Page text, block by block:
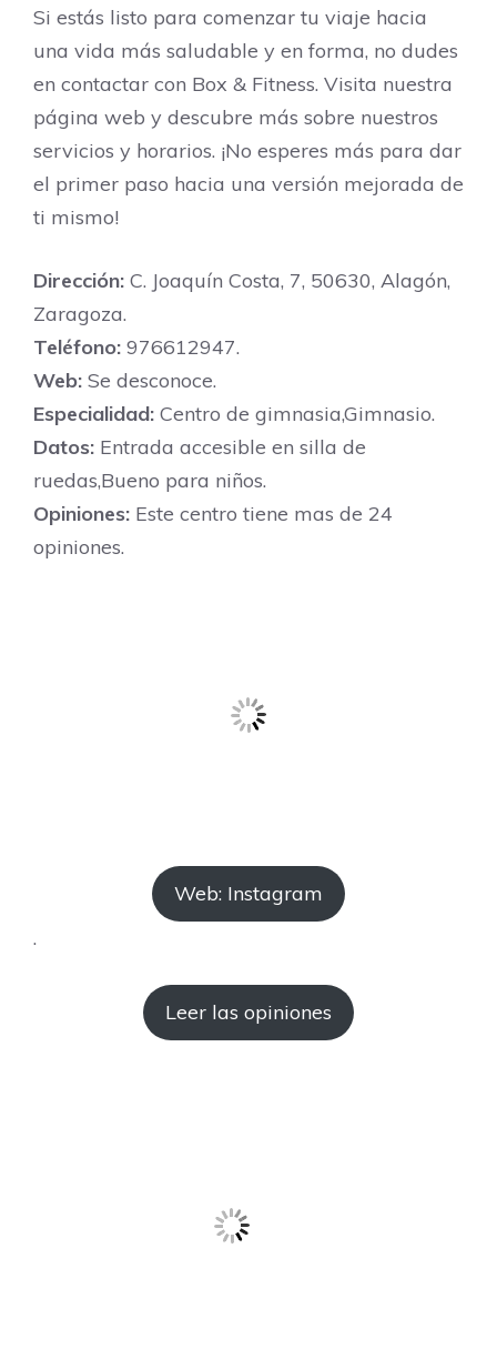
Si estás listo para comenzar tu viaje hacia
una vida más saludable y en forma, no dudes
en contactar con Box & Fitness. Visita nuestra
página web y descubre más sobre nuestros
servicios y horarios. ¡No esperes más para dar
el primer paso hacia una versión mejorada de
ti mismo!
Dirección: C. Joaquín Costa, 7, 50630, Alagón,
Zaragoza.
Teléfono: 976612947.
Web: Se desconoce.
Especialidad: Centro de gimnasia,Gimnasio.
Datos: Entrada accesible en silla de
ruedas,Bueno para niños.
Opiniones: Este centro tiene mas de 24
opiniones.
Web: Instagram
.
Leer las opiniones